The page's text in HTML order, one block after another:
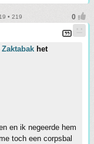
• 219
Zaktabak het
en ik negeerde hem
toch een corpsbal